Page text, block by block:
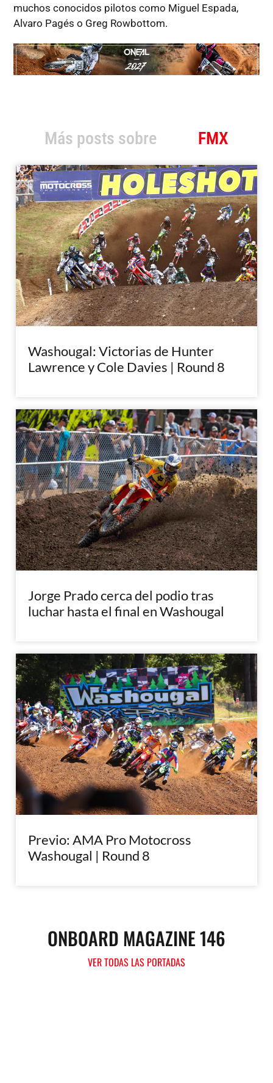
muchos conocidos pilotos como Miguel Espada,
Alvaro Pagés o Greg Rowbottom.
Más posts sobre FMX
Washougal: Victorias de Hunter
Lawrence y Cole Davies | Round 8
Jorge Prado cerca del podio tras
luchar hasta el final en Washougal
Previo: AMA Pro Motocross
Washougal | Round 8
ONBOARD MAGAZINE 146
VER TODAS LAS PORTADAS